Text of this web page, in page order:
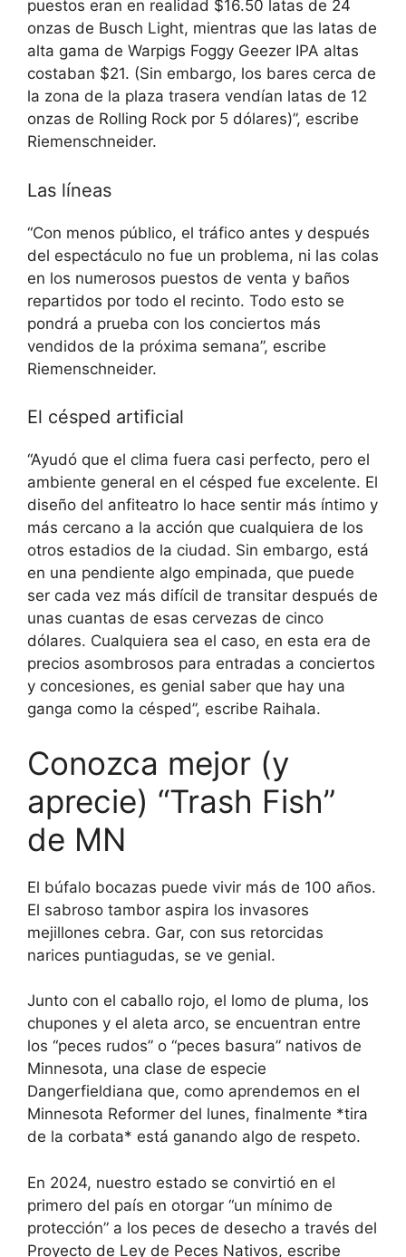
puestos eran en realidad $16.50 latas de 24
onzas de Busch Light, mientras que las latas de
alta gama de Warpigs Foggy Geezer IPA altas
costaban $21. (Sin embargo, los bares cerca de
la zona de la plaza trasera vendían latas de 12
onzas de Rolling Rock por 5 dólares)”, escribe
Riemenschneider.
Las líneas
“Con menos público, el tráfico antes y después
del espectáculo no fue un problema, ni las colas
en los numerosos puestos de venta y baños
repartidos por todo el recinto. Todo esto se
pondrá a prueba con los conciertos más
vendidos de la próxima semana”, escribe
Riemenschneider.
El césped artificial
“Ayudó que el clima fuera casi perfecto, pero el
ambiente general en el césped fue excelente. El
diseño del anfiteatro lo hace sentir más íntimo y
más cercano a la acción que cualquiera de los
otros estadios de la ciudad. Sin embargo, está
en una pendiente algo empinada, que puede
ser cada vez más difícil de transitar después de
unas cuantas de esas cervezas de cinco
dólares. Cualquiera sea el caso, en esta era de
precios asombrosos para entradas a conciertos
y concesiones, es genial saber que hay una
ganga como la césped”, escribe Raihala.
Conozca mejor (y
aprecie) “Trash Fish”
de MN
El búfalo bocazas puede vivir más de 100 años.
El sabroso tambor aspira los invasores
mejillones cebra. Gar, con sus retorcidas
narices puntiagudas, se ve genial.
Junto con el caballo rojo, el lomo de pluma, los
chupones y el aleta arco, se encuentran entre
los “peces rudos” o “peces basura” nativos de
Minnesota, una clase de especie
Dangerfieldiana que, como aprendemos en el
Minnesota Reformer del lunes, finalmente *tira
de la corbata* está ganando algo de respeto.
En 2024, nuestro estado se convirtió en el
primero del país en otorgar “un mínimo de
protección” a los peces de desecho a través del
Proyecto de Ley de Peces Nativos, escribe